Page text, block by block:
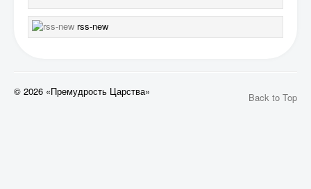
rss-new
Back to Top
© 2026 «Премудрость Царства»